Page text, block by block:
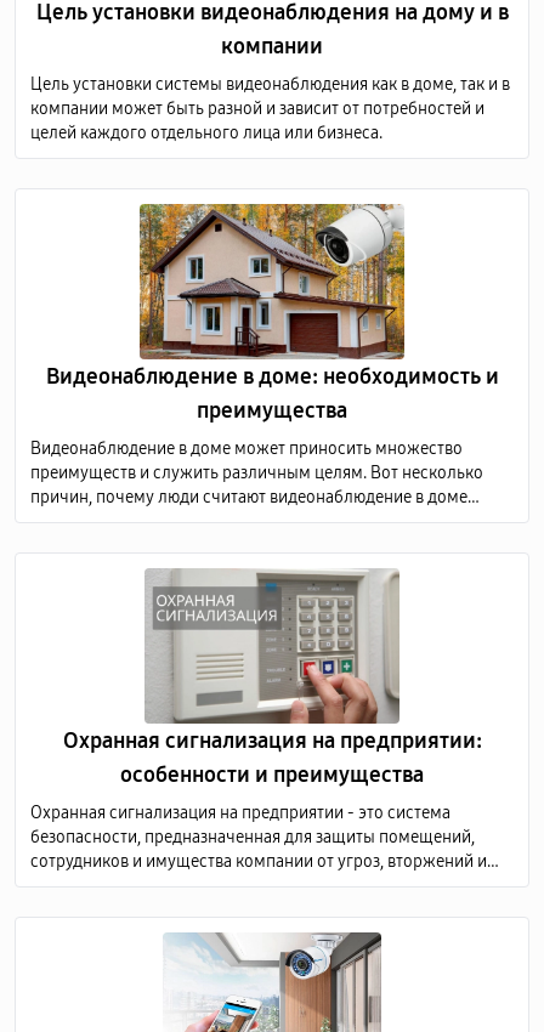
Цель установки видеонаблюдения на дому и в
компании
Цель установки системы видеонаблюдения как в доме, так и в
компании может быть разной и зависит от потребностей и
целей каждого отдельного лица или бизнеса.
Видеонаблюдение в доме: необходимость и
преимущества
Видеонаблюдение в доме может приносить множество
преимуществ и служить различным целям. Вот несколько
причин, почему люди считают видеонаблюдение в доме
необходимым, а также преимущества, связанные с этой
Охранная сигнализация на предприятии:
особенности и преимущества
Охранная сигнализация на предприятии - это система
безопасности, предназначенная для защиты помещений,
сотрудников и имущества компании от угроз, вторжений и
других нежелательных событий.